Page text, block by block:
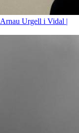
Arnau Urgell i Vidal |